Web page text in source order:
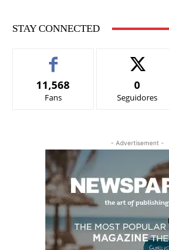
STAY CONNECTED
11,568
Fans
0
Seguidores
- Advertisement -